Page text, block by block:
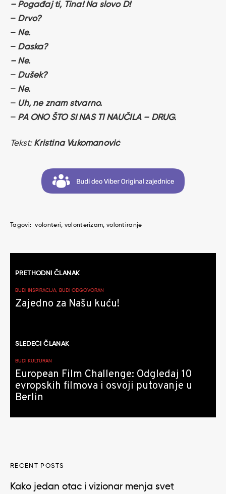
– Pogađaj ti, Tina! Na slovo D!
– Drvo?
– Ne.
– Daska?
– Ne.
– Dušek?
– Ne.
– Uh, ne znam stvarno.
– PA ONO ŠTO SI NAS TI NAUČILA – DRUG.
Tekst: Kristina Vukomanović
Tagovi: volonteri volonterizam volontiranje
članaka
PRETHODNI ČLANAK
BUDI INSPIRACIJA, BUDI ODGOVORAN
Zajedno za Našu kuću!
SLEDEĆI ČLANAK
BUDI KULTURAN
European Film Challenge: Odgledaj 10
evropskih filmova i osvoji putovanje u
Berlin
RECENT POSTS
Kako jedan otac i vizionar menja svet